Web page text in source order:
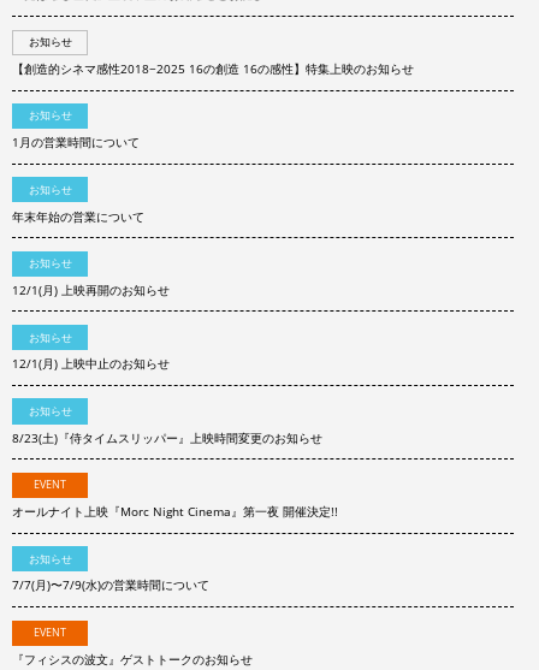
お知らせ
【創造的シネマ感性2018−2025 16の創造 16の感性】特集上映のお知らせ
お知らせ
1月の営業時間について
お知らせ
年末年始の営業について
お知らせ
12/1(月) 上映再開のお知らせ
お知らせ
12/1(月) 上映中止のお知らせ
お知らせ
8/23(土)『侍タイムスリッパー』上映時間変更のお知らせ
EVENT
オールナイト上映『Morc Night Cinema』第一夜 開催決定!!
お知らせ
7/7(月)〜7/9(水)の営業時間について
EVENT
『フィシスの波文』ゲストトークのお知らせ